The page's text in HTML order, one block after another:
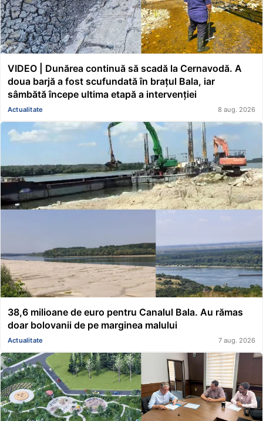
VIDEO | Dunărea continuă să scadă la Cernavodă. A
doua barjă a fost scufundată în brațul Bala, iar
sâmbătă începe ultima etapă a intervenției
Actualitate 8 aug. 2026
38,6 milioane de euro pentru Canalul Bala. Au rămas
doar bolovanii de pe marginea malului
Actualitate 7 aug. 2026